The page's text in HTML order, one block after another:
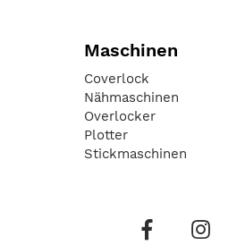
Maschinen
Coverlock
Nähmaschinen
Overlocker
Plotter
Stickmaschinen